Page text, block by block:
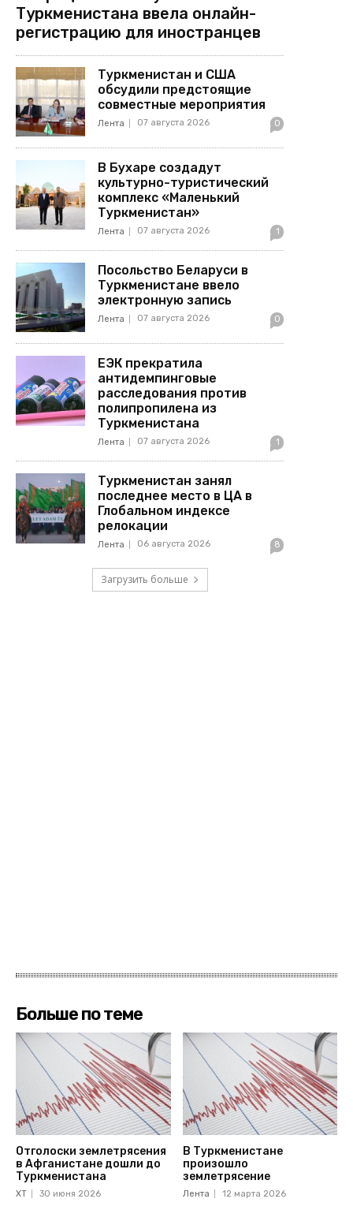
Туркменистана ввела онлайн-
регистрацию для иностранцев
Туркменистан и США
обсудили предстоящие
совместные мероприятия
Лента 07 августа 2026 0
В Бухаре создадут
культурно-туристический
комплекс «Маленький
Туркменистан»
Лента 07 августа 2026 1
Посольство Беларуси в
Туркменистане ввело
электронную запись
Лента 07 августа 2026 0
ЕЭК прекратила
антидемпинговые
расследования против
полипропилена из
Туркменистана
Лента 07 августа 2026 1
Туркменистан занял
последнее место в ЦА в
Глобальном индексе
релокации
Лента 06 августа 2026 8
Загрузить больше
Больше по теме
Отголоски землетрясения
в Афганистане дошли до
Туркменистана
ХТ 30 июня 2026
В Туркменистане
произошло
землетрясение
Лента 12 марта 2026